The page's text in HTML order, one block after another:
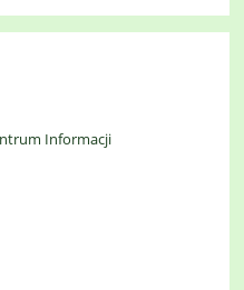
Informacji